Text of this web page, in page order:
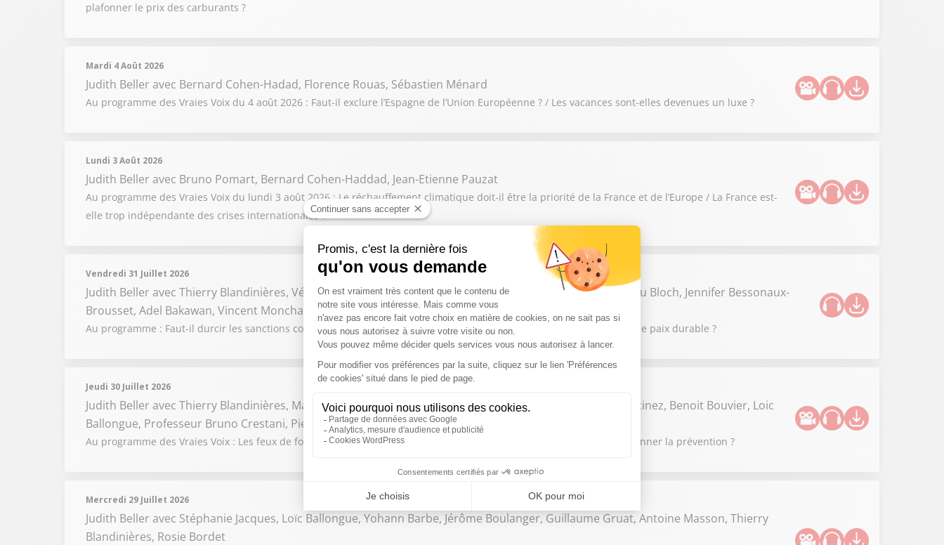
plafonner le prix des carburants ?
Mardi 4 Août 2026
Judith Beller avec Bernard Cohen-Hadad, Florence Rouas, Sébastien Ménard
Au programme des Vraies Voix du 4 août 2026 : Faut-il exclure l’Espagne de l’Union Européenne ? / Les vacances sont-elles devenues un luxe ?
Lundi 3 Août 2026
Judith Beller avec Bruno Pomart, Bernard Cohen-Haddad, Jean-Etienne Pauzat
Au programme des Vraies Voix du lundi 3 août 2026 : Le réchauffement climatique doit-il être la priorité de la France et de l’Europe / La France est-
elle trop indépendante des crises internationales ?
Vendredi 31 Juillet 2026
Judith Beller avec Thierry Blandinières, Véronique Langlais, Mickaël Szerman, Nathalie Le Yondre, Matthieu Bloch, Jennifer Bessonaux-
Brousset, Adel Bakawan, Vincent Monchany, Thibaud Rey
Au programme : Faut-il durcir les sanctions contre les incendiaires ? / Trump : Accord historique au Moyen-Orient, une paix durable ?
Jeudi 30 Juillet 2026
Judith Beller avec Thierry Blandinières, Madi Seydi, Benjamin Sire , Marie Thechi, Cédric Pain, Manuel Martinez, Benoit Bouvier, Loic
Ballongue, Professeur Bruno Crestani, Pierre Talamon, Abdoulaye Kanté, José Pérez
Au programme des Vraies Voix : Les feux de forêts vont-ils changer notre production agricole ? / L’IA va-t-elle révolutionner la prévention ?
Mercredi 29 Juillet 2026
Judith Belleravec Stéphanie Jacques, Loïc Ballongue, Yohann Barbe, Jérôme Boulanger, Guillaume Gruat, Antoine Masson, Thierry
Blandinières, Rosie Bordet